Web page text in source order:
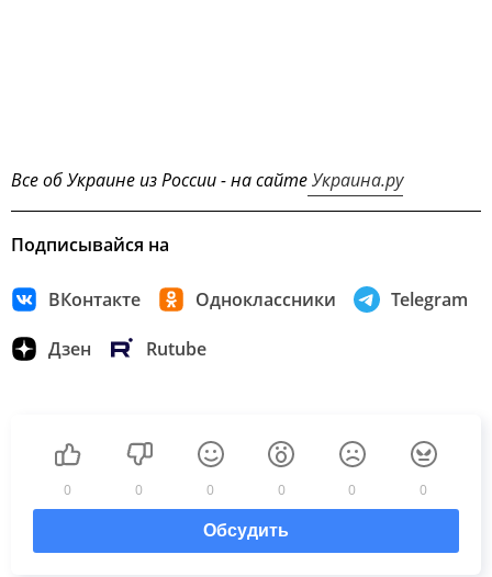
Все об Украине из России - на сайтеУкраина.ру
Подписывайся на
ВКонтакте Одноклассники Telegram
Дзен Rutube
0 0 0 0 0 0
Обсудить